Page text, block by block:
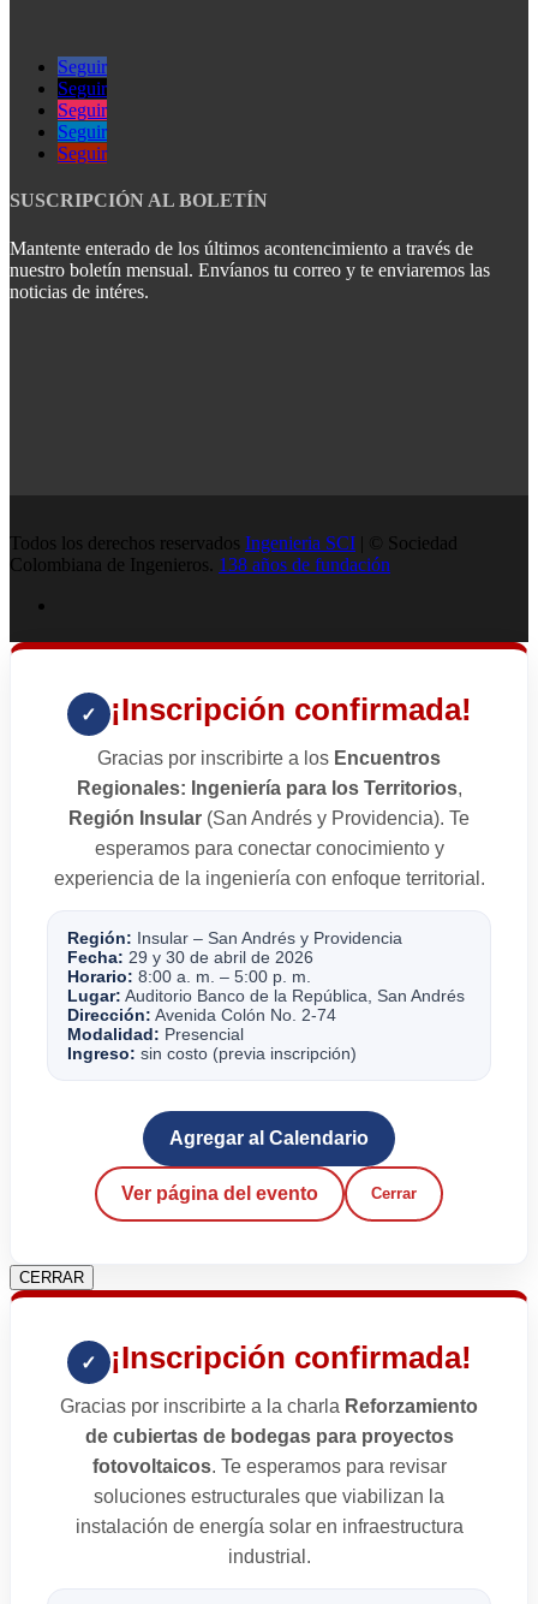
Seguir
Seguir
Seguir
Seguir
Seguir
SUSCRIPCIÓN AL BOLETÍN
Mantente enterado de los últimos acontencimiento a través de
nuestro boletín mensual. Envíanos tu correo y te enviaremos las
noticias de intéres.
Todos los derechos reservados Ingenieria SCI | © Sociedad
Colombiana de Ingenieros. 138 años de fundación
✓ ¡Inscripción confirmada!
Gracias por inscribirte a los Encuentros
Regionales: Ingeniería para los Territorios,
Región Insular (San Andrés y Providencia). Te
esperamos para conectar conocimiento y
experiencia de la ingeniería con enfoque territorial.
Región: Insular – San Andrés y Providencia
Fecha: 29 y 30 de abril de 2026
Horario: 8:00 a. m. – 5:00 p. m.
Lugar: Auditorio Banco de la República, San Andrés
Dirección: Avenida Colón No. 2-74
Modalidad: Presencial
Ingreso: sin costo (previa inscripción)
Agregar al Calendario
Ver página del evento Cerrar
CERRAR
✓ ¡Inscripción confirmada!
Gracias por inscribirte a la charla Reforzamiento
de cubiertas de bodegas para proyectos
fotovoltaicos. Te esperamos para revisar
soluciones estructurales que viabilizan la
instalación de energía solar en infraestructura
industrial.